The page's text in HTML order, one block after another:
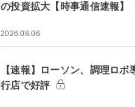
の投資拡大【時事通信速報】
2026.08.06
【速報】ローソン、調理ロ
行店で好評